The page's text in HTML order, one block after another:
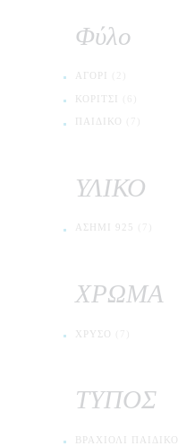
Φύλο
ΑΓΌΡΙ
ΚΟΡΊΤΣΙ
ΠΑΙΔΙΚΌ
ΥΛΙΚΟ
ΑΣΉΜΙ 925
ΧΡΩΜΑ
ΧΡΥΣΌ
ΤΥΠΟΣ
ΒΡΑΧΙΌΛΙ ΠΑΙΔΙΚΌ